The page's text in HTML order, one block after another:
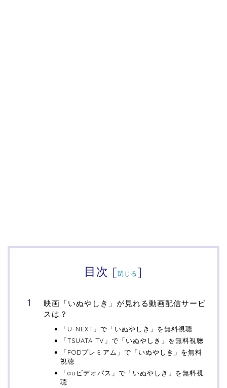
目次 [閉じる]
映画「いぬやしき」が見れる動画配信サービ
スは？
「U-NEXT」で「いぬやしき」を無料視聴
「TSUATA TV」で「いぬやしき」を無料視聴
「FODプレミアム」で「いぬやしき」を無料
視聴
「auビデオパス」で「いぬやしき」を無料視
聴